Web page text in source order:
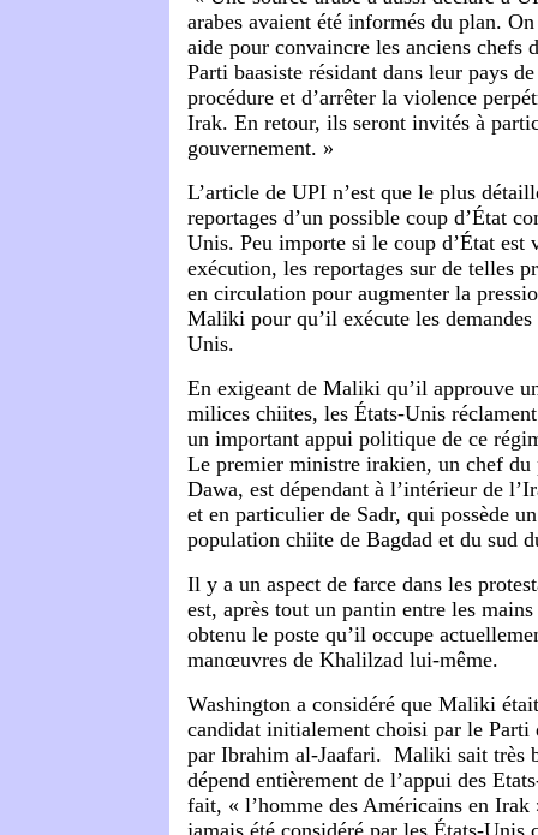
arabes avaient été informés du plan.
aide pour convaincre les anciens chefs
Parti baasiste résidant dans leur pays
procédure et d’arrêter la violence
Irak. En retour, ils seront invités à
gouvernement. »
L’article de UPI n’est que le plus
reportages d’un possible coup d’État
Unis. Peu importe si le coup d’État est
exécution, les reportages sur de telles
en circulation pour augmenter la
Maliki pour qu’il exécute les demandes
Unis.
En exigeant de Maliki qu’il approuve
milices chiites, les États-Unis
un important appui politique de ce
Le premier ministre irakien, un chef
Dawa, est dépendant à l’intérieur de
et en particulier de Sadr, qui possède
population chiite de Bagdad et du sud
Il y a un aspect de farce dans les
est, après tout un pantin entre les
obtenu le poste qu’il occupe
manœuvres de Khalilzad lui-même.
Washington a considéré que Maliki
candidat initialement choisi par le
par Ibrahim al-Jaafari. Maliki sait très
dépend entièrement de l’appui des
fait, « l’homme des Américains en Irak
jamais été considéré par les États-Unis